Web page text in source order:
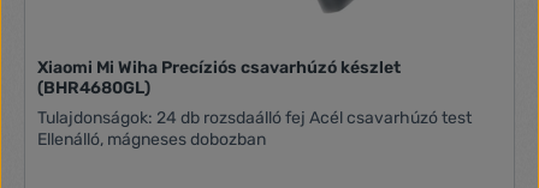
Xiaomi Mi Wiha Precíziós csavarhúzó készlet
(BHR4680GL)
Tulajdonságok: 24 db rozsdaálló fej Acél csavarhúzó test
Ellenálló, mágneses dobozban